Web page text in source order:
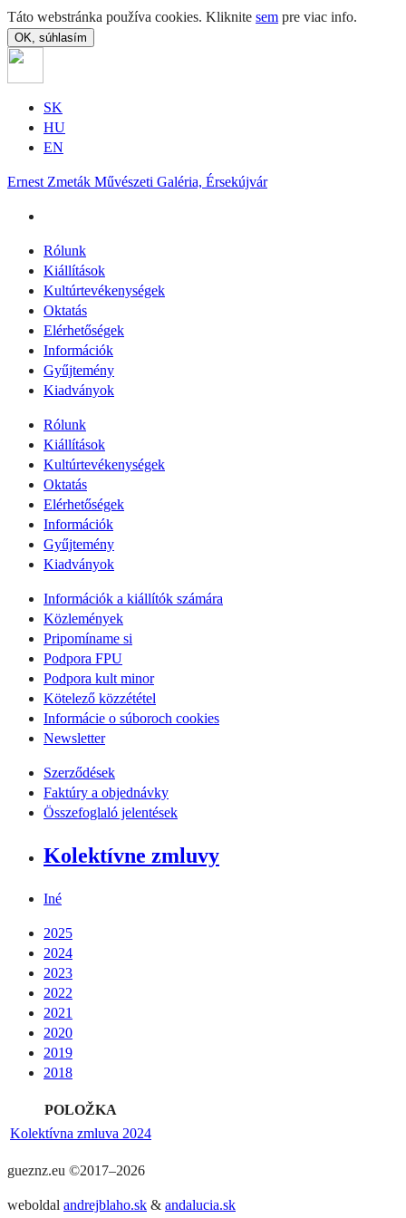
Táto webstránka používa cookies. Kliknite sem pre viac info.
OK, súhlasím
SK
HU
EN
Ernest Zmeták Művészeti Galéria, Érsekújvár
Rólunk
Kiállítások
Kultúrtevékenységek
Oktatás
Elérhetőségek
Információk
Gyűjtemény
Kiadványok
Rólunk
Kiállítások
Kultúrtevékenységek
Oktatás
Elérhetőségek
Információk
Gyűjtemény
Kiadványok
Információk a kiállítók számára
Közlemények
Pripomíname si
Podpora FPU
Podpora kult minor
Kötelező közzététel
Informácie o súboroch cookies
Newsletter
Szerződések
Faktúry a objednávky
Összefoglaló jelentések
Kolektívne zmluvy
Iné
2025
2024
2023
2022
2021
2020
2019
2018
POLOŽKA
Kolektívna zmluva 2024
gueznz.eu ©2017–2026
weboldal andrejblaho.sk & andalucia.sk